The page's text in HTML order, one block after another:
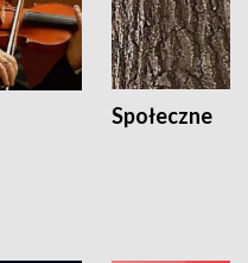
Społeczne